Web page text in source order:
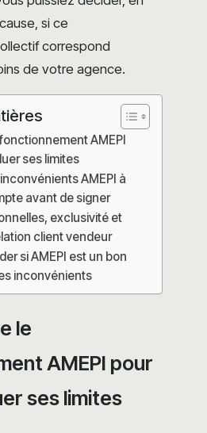
si ce
correspond
de votre agence.
AMEPI
ses limites
AMEPI à
avant de signer
exclusivité et
client vendeur
si AMEPI est un bon
inconvénients
le
AMEPI pour
ses limites